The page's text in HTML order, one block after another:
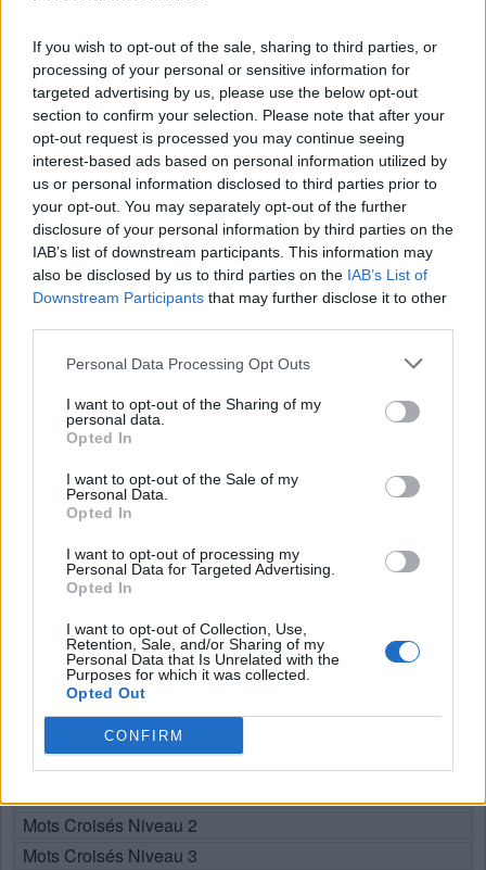
If you wish to opt-out of the sale, sharing to third parties, or
processing of your personal or sensitive information for
targeted advertising by us, please use the below opt-out
section to confirm your selection. Please note that after your
opt-out request is processed you may continue seeing
interest-based ads based on personal information utilized by
us or personal information disclosed to third parties prior to
your opt-out. You may separately opt-out of the further
disclosure of your personal information by third parties on the
IAB’s list of downstream participants. This information may
also be disclosed by us to third parties on the IAB’s List of
Downstream Participants that may further disclose it to other
Personal Data Processing Opt Outs
I want to opt-out of the Sharing of my
personal data.
Opted In
I want to opt-out of the Sale of my
Personal Data.
Opted In
I want to opt-out of processing my
Personal Data for Targeted Advertising.
Opted In
I want to opt-out of Collection, Use,
Retention, Sale, and/or Sharing of my
Personal Data that Is Unrelated with the
Purposes for which it was collected.
Opted Out
CONFIRM
Recherche par lettres. Entrez
toutes les lettres du puzzle:
Recherche
puzzle:
Chercher
Sélectionnez votre puzzle:
Puzzle introuvable.
Choisissez votre niveau:
Mots Croisés Niveau 2
Mots Croisés Niveau 3